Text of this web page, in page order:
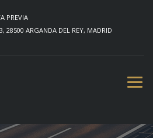
PREVIA
28500 ARGANDA DEL REY, MADRID